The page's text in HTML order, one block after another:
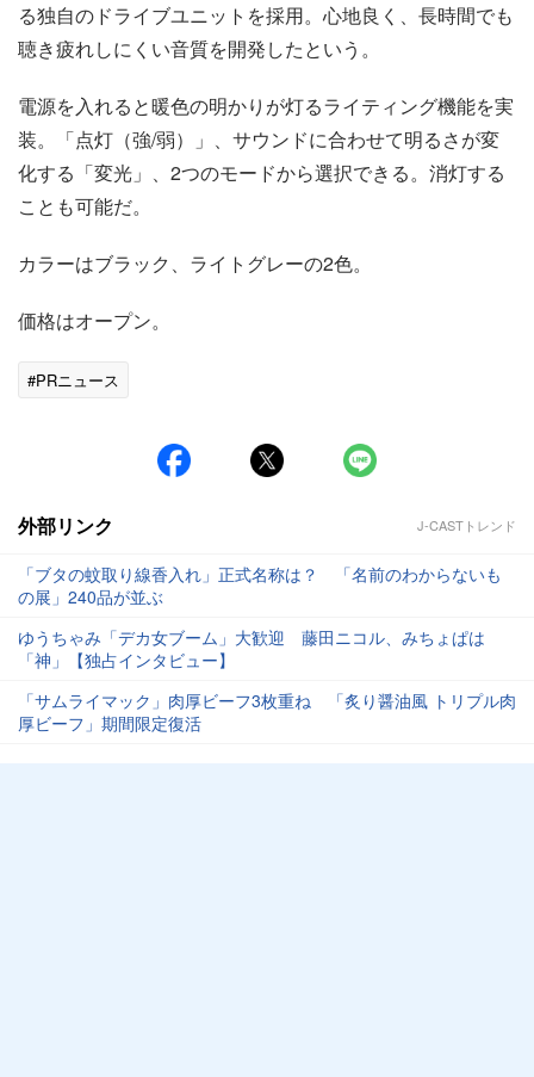
る独自のドライブユニットを採用。心地良く、長時間でも
聴き疲れしにくい音質を開発したという。
電源を入れると暖色の明かりが灯るライティング機能を実
装。「点灯（強/弱）」、サウンドに合わせて明るさが変
化する「変光」、2つのモードから選択できる。消灯する
ことも可能だ。
カラーはブラック、ライトグレーの2色。
価格はオープン。
#PRニュース
外部リンク J-CASTトレンド
「ブタの蚊取り線香入れ」正式名称は？ 「名前のわからないも
の展」240品が並ぶ
ゆうちゃみ「デカ女ブーム」大歓迎 藤田ニコル、みちょぱは
「神」【独占インタビュー】
「サムライマック」肉厚ビーフ3枚重ね 「炙り醤油風 トリプル肉
厚ビーフ」期間限定復活